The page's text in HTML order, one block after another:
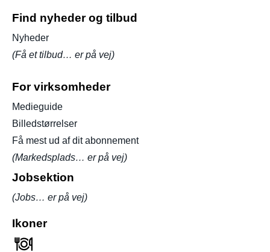
Find nyheder og tilbud
Nyheder
(Få et tilbud… er på vej)
For virksomheder
Medieguide
Billedstørrelser
Få mest ud af dit abonnement
(Markedsplads… er på vej)
Jobsektion
(Jobs… er på vej)
Ikoner